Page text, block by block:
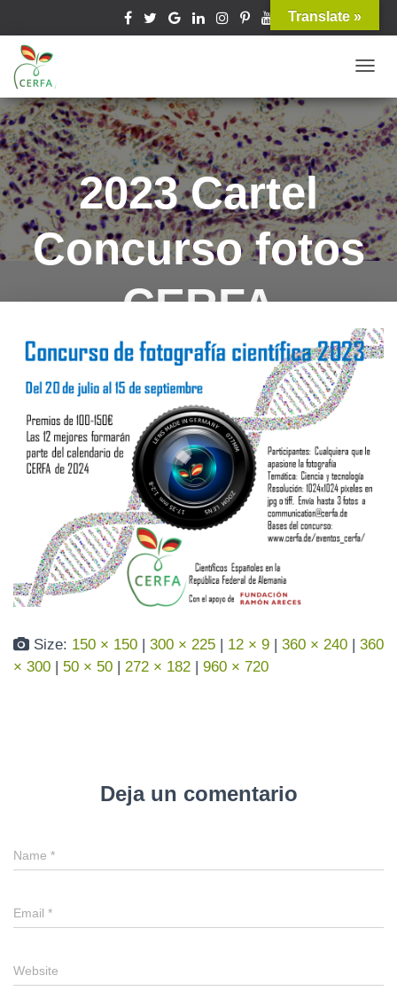
O
G
G
L
E
A
V
G
A
T
2023 Cartel
Concurso fotos
CERFA
Published bycerfanorteonagosto 7, 2023
Size: 150 × 150 | 300 × 225 | 12 × 9 | 360 × 240 | 360
× 300 | 50 × 50 | 272 × 182 | 960 × 720
Deja un comentario
Name *
Email *
Website
Translate »